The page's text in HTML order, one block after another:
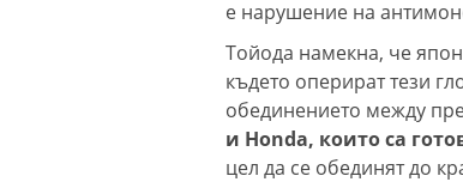
е нарушение на
Тойода намекна, че
където оперират тези
обединението между
и Honda, които са
цел да се обединят до